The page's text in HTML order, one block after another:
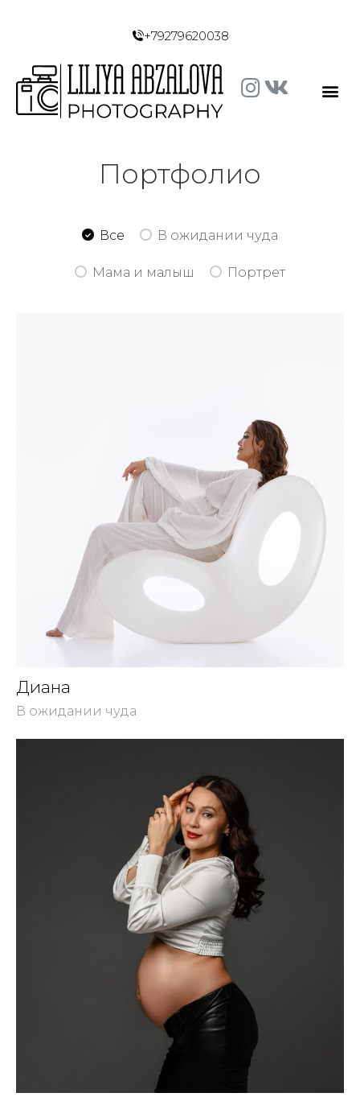
+79279620038
Портфолио
Все В ожидании чуда
Мама и малыш Портрет
Диана
В ожидании чуда